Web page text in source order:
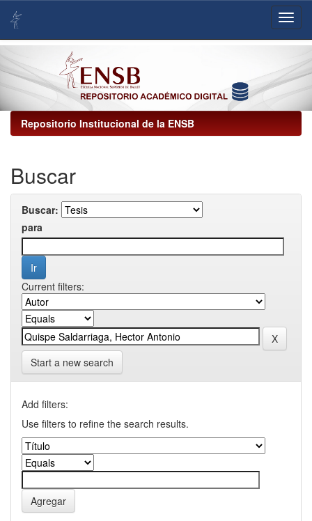
navigation
Repositorio Institucional de la ENSB
Buscar
Buscar:
para
Current filters:
Start a new search
Add filters:
Use filters to refine the search results.